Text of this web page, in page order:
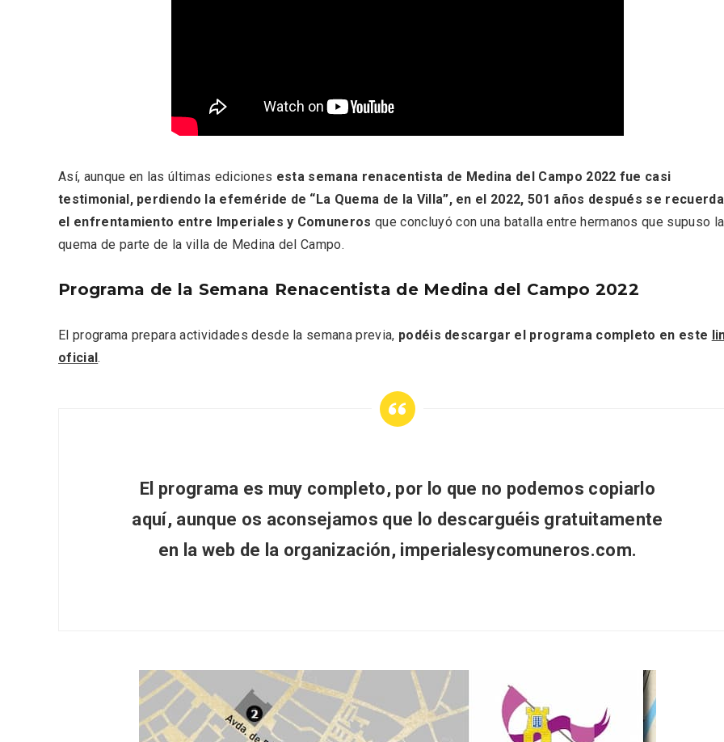
Así, aunque en las últimas ediciones esta semana renacentista de Medina del Campo 2022 fue casi
testimonial, perdiendo la efeméride de “La Quema de la Villa”, en el 2022, 501 años después se recuerda
el enfrentamiento entre Imperiales y Comuneros que concluyó con una batalla entre hermanos que supuso la
quema de parte de la villa de Medina del Campo.
Programa de la Semana Renacentista de Medina del Campo 2022
El programa prepara actividades desde la semana previa, podéis descargar el programa completo en este
oficial.
El programa es muy completo, por lo que no podemos copiarlo
aquí, aunque os aconsejamos que lo descarguéis gratuitamente
en la web de la organización, imperialesycomuneros.com.
Porrón de Citas de 2026 en
Moradillo de Roa
Los Pueblos más bonitos de
España, en Castilla y León
Concierto de Navidad
Moradillo de Roa
Navidad a ganchillo de
Fuenterrebollo
escusa más para